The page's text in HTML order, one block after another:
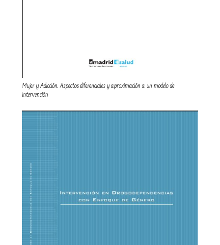
Mujer y Adicción. Aspectos diferenciales y aproximación a un modelo de
intervención